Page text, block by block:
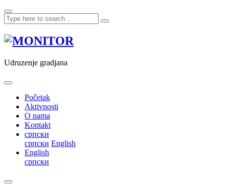
Skip
Udruzenje gradjana
Početak
Aktivnosti
O nama
Kontakt
српски
српски English
English
српски